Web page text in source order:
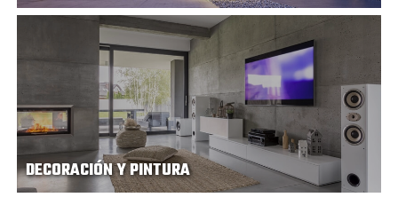
DECORACIÓN Y PINTURA